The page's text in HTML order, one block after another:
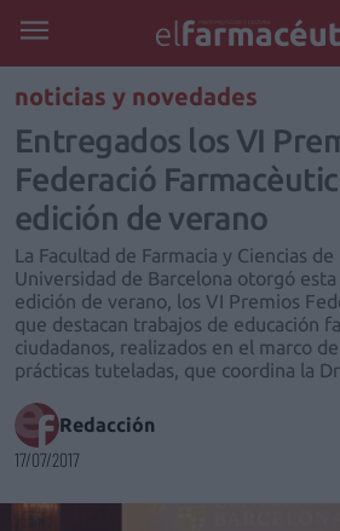
REGÍSTRATE
noticias y novedades
Entregados los VI
Federació
edición de verano
La Facultad de Farmacia y Ciencias
Universidad de Barcelona otorgó esta
edición de verano, los VI Premios
que destacan trabajos de educación
ciudadanos, realizados en el marco
prácticas tuteladas, que coordina la
Redacción
17/07/2017